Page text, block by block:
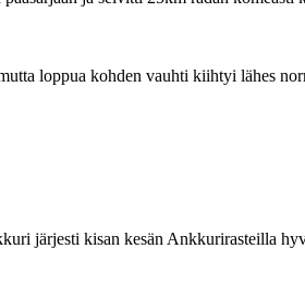
loppua kohden vauhti kiihtyi lähes
järjesti kisan kesän Ankkurirasteilla